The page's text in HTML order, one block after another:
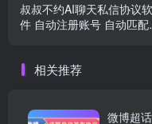
叔叔不约AI聊天私信协议软
件 自动注册账号 自动匹配
相关推荐
微博超